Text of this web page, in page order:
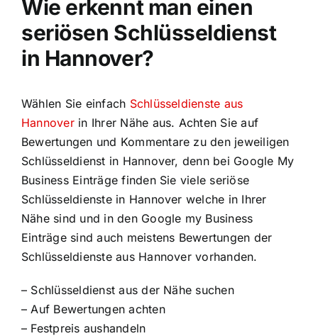
Wie erkennt man einen
seriösen Schlüsseldienst
in Hannover?
Wählen Sie einfach Schlüsseldienste aus
Hannoverin Ihrer Nähe aus. Achten Sie auf
Bewertungen und Kommentare zu den jeweiligen
Schlüsseldienst in Hannover, denn bei Google My
Business Einträge finden Sie viele seriöse
Schlüsseldienste in Hannover welche in Ihrer
Nähe sind und in den Google my Business
Einträge sind auch meistens Bewertungen der
Schlüsseldienste aus Hannover vorhanden.
– Schlüsseldienst aus der Nähe suchen
– Auf Bewertungen achten
– Festpreis aushandeln